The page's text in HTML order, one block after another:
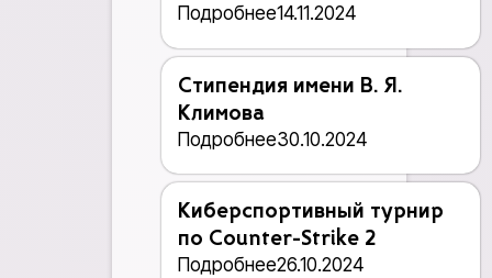
Подробнее14.11.2024
Стипендия имени В. Я.
Климова
Подробнее30.10.2024
Киберспортивный турнир
по Counter-Strike 2
Подробнее26.10.2024